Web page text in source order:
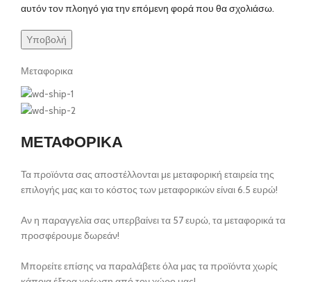
αυτόν τον πλοηγό για την επόμενη φορά που θα σχολιάσω.
Μεταφορικα
ΜΕΤΑΦΟΡΙΚΑ
Τα προϊόντα σας αποστέλλονται με μεταφορική εταιρεία της
επιλογής μας και το κόστος των μεταφορικών είναι 6.5 ευρώ!
Αν η παραγγελία σας υπερβαίνει τα 57 ευρώ, τα μεταφορικά τα
προσφέρουμε δωρεάν!
Μπορείτε επίσης να παραλάβετε όλα μας τα προϊόντα χωρίς